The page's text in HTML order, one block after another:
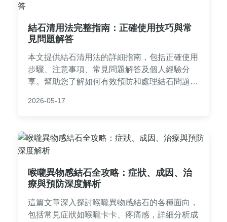
結石清用法完整指南：正確使用技巧與常
見問題解答
本文提供結石清用法的詳細指南，包括正確使用
步驟、注意事項、常見問題解答及個人經驗分
享。幫助您了解如何有效預防和處理結石問題，
朋友參考。
2026-05-17
喉嚨異物感結石全攻略：症狀、成因、治
療與預防深度解析
這篇文章深入探討喉嚨異物感結石的各種面向，
包括常見症狀如喉嚨卡卡、疼痛感，詳細分析成